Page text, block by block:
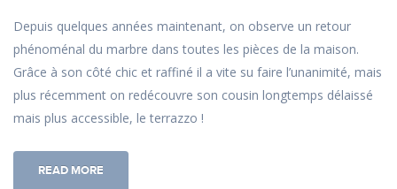
Depuis quelques années maintenant, on observe un retour
phénoménal du marbre dans toutes les pièces de la maison.
Grâce à son côté chic et raffiné il a vite su faire l’unanimité, mais
plus récemment on redécouvre son cousin longtemps délaissé
mais plus accessible, le terrazzo !
READ MORE